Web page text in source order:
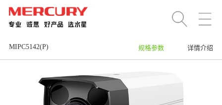
MIPC5142(P) 规格参数 详情介绍